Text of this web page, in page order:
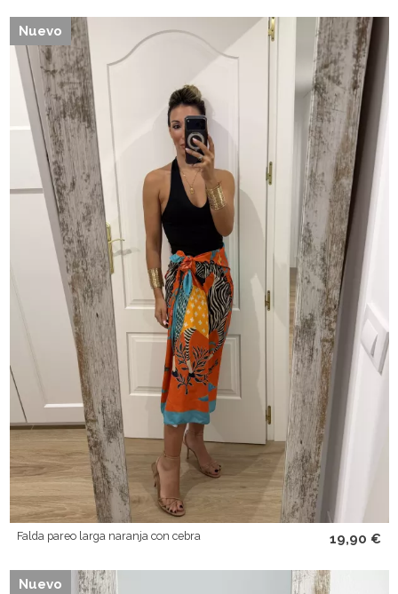
Nuevo
Falda pareo larga naranja con cebra 19,90 €
Nuevo